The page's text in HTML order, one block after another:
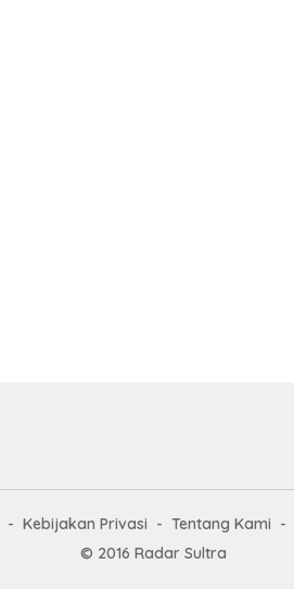
Kebijakan Privasi Tentang Kami
© 2016 Radar Sultra